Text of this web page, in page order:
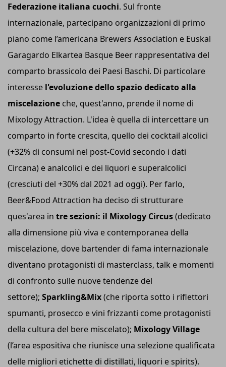
Federazione italiana cuochi. Sul fronte
internazionale, partecipano organizzazioni di primo
piano come l’americana Brewers Association e Euskal
Garagardo Elkartea Basque Beer rappresentativa del
comparto brassicolo dei Paesi Baschi. Di particolare
interesse l'evoluzione dello spazio dedicato alla
miscelazione che, quest'anno, prende il nome di
Mixology Attraction. L'idea è quella di intercettare un
comparto in forte crescita, quello dei cocktail alcolici
(+32% di consumi nel post-Covid secondo i dati
Circana) e analcolici e dei liquori e superalcolici
(cresciuti del +30% dal 2021 ad oggi). Per farlo,
Beer&Food Attraction ha deciso di strutturare
ques'area in tre sezioni: il Mixology Circus(dedicato
alla dimensione più viva e contemporanea della
miscelazione, dove bartender di fama internazionale
diventano protagonisti di masterclass, talk e momenti
di confronto sulle nuove tendenze del
settore); Sparkling&Mix(che riporta sotto i riflettori
spumanti, prosecco e vini frizzanti come protagonisti
della cultura del bere miscelato); Mixology Village
(l’area espositiva che riunisce una selezione qualificata
delle migliori etichette di distillati, liquori e spirits).